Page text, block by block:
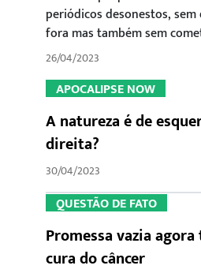
periódicos desonestos,
fora mas também sem
26/04/2023
APOCALIPSE NOW
A natureza é de
direita?
30/04/2023
QUESTÃO DE FATO
Promessa vazia
cura do câncer